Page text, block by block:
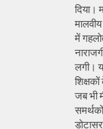
दिया।
में
लगी।
जब भी